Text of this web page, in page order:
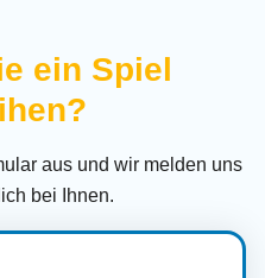
ein Spiel
aus und wir melden uns
bei Ihnen.